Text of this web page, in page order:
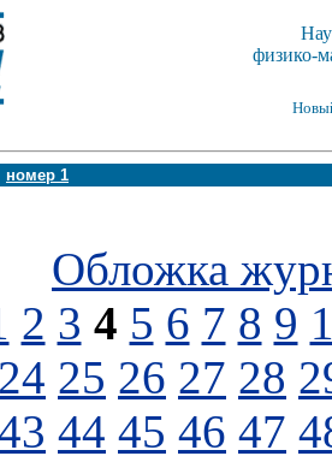
физико-
номер 1
Обложка
2 3 4 5 6 7 8 9
24 25 26 27 28
44 45 46 47